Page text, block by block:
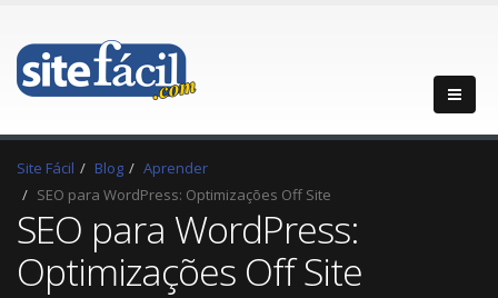
Site Fácil Blog
Aprender
SEO para WordPress: Optimizações Off Site
SEO para WordPress:
Optimizações Off Site